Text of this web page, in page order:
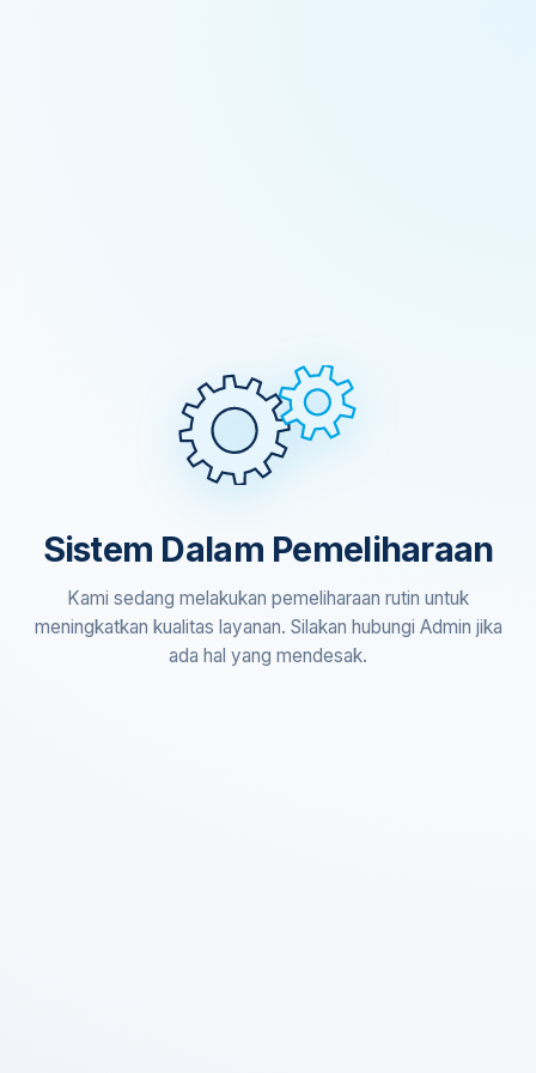
Sistem Dalam Pemeliharaan
Kami sedang melakukan pemeliharaan rutin untuk
meningkatkan kualitas layanan. Silakan hubungi Admin jika
ada hal yang mendesak.